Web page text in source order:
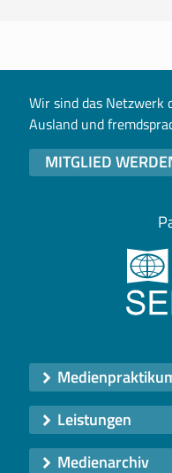
Wir sind das Netzwerk
Ausland und
MITGLIED
Leistungen
Medienarchiv